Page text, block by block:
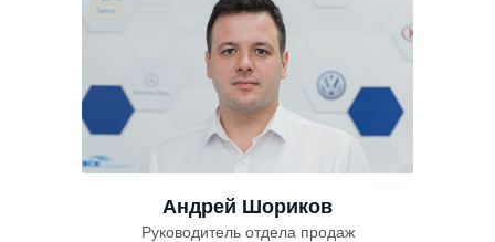
Андрей Шориков
Руководитель отдела продаж